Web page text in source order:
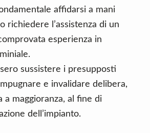
affidarsi a mani
richiedere l’assistenza di un
esperienza in
sussistere i presupposti
e invalidare delibera,
a maggioranza, al fine di
dell’impianto.